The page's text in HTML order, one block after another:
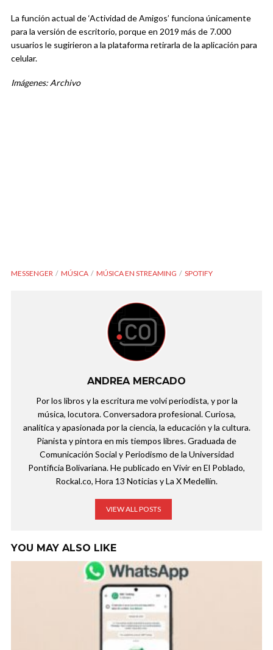
La función actual de ‘Actividad de Amigos’ funciona únicamente
para la versión de escritorio, porque en 2019 más de 7.000
usuarios le sugirieron a la plataforma retirarla de la aplicación para
celular.
Imágenes: Archivo
MESSENGER MÚSICA MÚSICA EN STREAMING SPOTIFY
ANDREA MERCADO
Por los libros y la escritura me volví periodista, y por la
música, locutora. Conversadora profesional. Curiosa,
analítica y apasionada por la ciencia, la educación y la cultura.
Pianista y pintora en mis tiempos libres. Graduada de
Comunicación Social y Periodismo de la Universidad
Pontificia Bolivariana. He publicado en Vivir en El Poblado,
Rockal.co, Hora 13 Noticias y La X Medellín.
VIEW ALL POSTS
YOU MAY ALSO LIKE